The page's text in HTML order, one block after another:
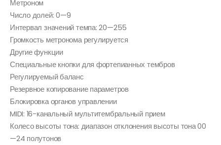
Метроном
Число долей: 0—9
Интервал значений темпа: 20—255
Громкость метронома регулируется
Другие функции
Специальные кнопки для фортепианных тембров
Регулируемый баланс
Резервное копирование параметров
Блокировка органов управлении
MIDI: 16-канальный мультитембральный прием
Колесо высоты тона: диапазон отклонения высоты тона 00
—24 полутонов